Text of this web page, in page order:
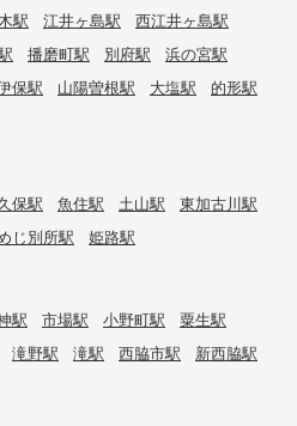
駅 江井ヶ島駅
西江井ヶ島駅
播磨町駅 別府駅
浜の宮駅
保駅 山陽曽根駅 大塩駅
的形駅
保駅 魚住駅 土山駅
東加古川駅
じ別所駅 姫路駅
駅 市場駅 小野町駅
粟生駅
滝野駅 滝駅 西脇市駅
新西脇駅